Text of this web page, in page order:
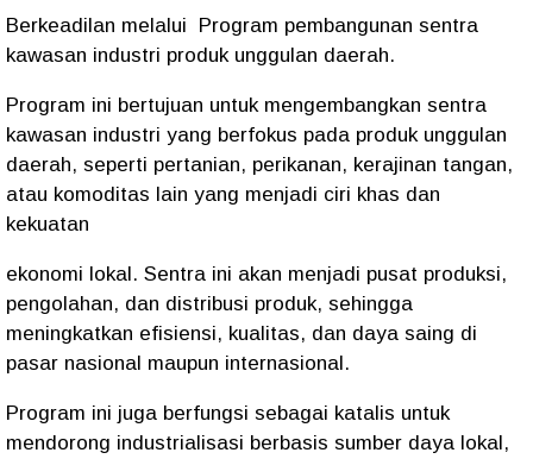
Berkeadilan melalui Program pembangunan sentra
kawasan industri produk unggulan daerah.
Program ini bertujuan untuk mengembangkan sentra
kawasan industri yang berfokus pada produk unggulan
daerah, seperti pertanian, perikanan, kerajinan tangan,
atau komoditas lain yang menjadi ciri khas dan
kekuatan
ekonomi lokal. Sentra ini akan menjadi pusat produksi,
pengolahan, dan distribusi produk, sehingga
meningkatkan efisiensi, kualitas, dan daya saing di
pasar nasional maupun internasional.
Program ini juga berfungsi sebagai katalis untuk
mendorong industrialisasi berbasis sumber daya lokal,